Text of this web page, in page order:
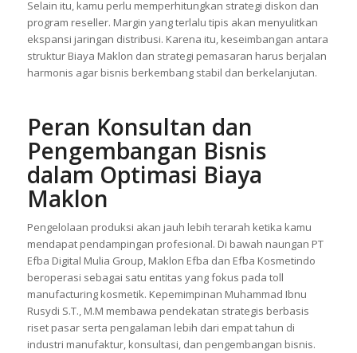
Selain itu, kamu perlu memperhitungkan strategi diskon dan
program reseller. Margin yang terlalu tipis akan menyulitkan
ekspansi jaringan distribusi. Karena itu, keseimbangan antara
struktur Biaya Maklon dan strategi pemasaran harus berjalan
harmonis agar bisnis berkembang stabil dan berkelanjutan.
Peran Konsultan dan
Pengembangan Bisnis
dalam Optimasi Biaya
Maklon
Pengelolaan produksi akan jauh lebih terarah ketika kamu
mendapat pendampingan profesional. Di bawah naungan PT
Efba Digital Mulia Group, Maklon Efba dan Efba Kosmetindo
beroperasi sebagai satu entitas yang fokus pada toll
manufacturing kosmetik. Kepemimpinan Muhammad Ibnu
Rusydi S.T., M.M membawa pendekatan strategis berbasis
riset pasar serta pengalaman lebih dari empat tahun di
industri manufaktur, konsultasi, dan pengembangan bisnis.